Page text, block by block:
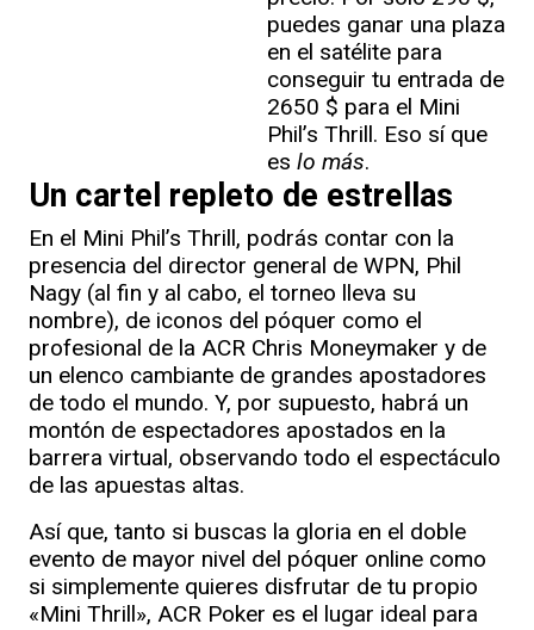
puedes ganar una plaza
en el satélite para
conseguir tu entrada de
2650 $ para el Mini
Phil’s Thrill. Eso sí que
es lo más.
Un cartel repleto de estrellas
En el Mini Phil’s Thrill, podrás contar con la
presencia del director general de WPN, Phil
Nagy (al fin y al cabo, el torneo lleva su
nombre), de iconos del póquer como el
profesional de la ACR Chris Moneymaker y de
un elenco cambiante de grandes apostadores
de todo el mundo. Y, por supuesto, habrá un
montón de espectadores apostados en la
barrera virtual, observando todo el espectáculo
de las apuestas altas.
Así que, tanto si buscas la gloria en el doble
evento de mayor nivel del póquer online como
si simplemente quieres disfrutar de tu propio
«Mini Thrill», ACR Poker es el lugar ideal para